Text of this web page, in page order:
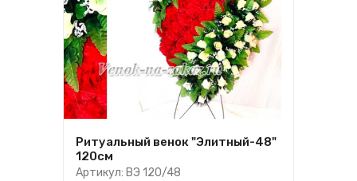
Ритуальный венок "Элитный-48"
120см
Артикул: ВЭ 120/48